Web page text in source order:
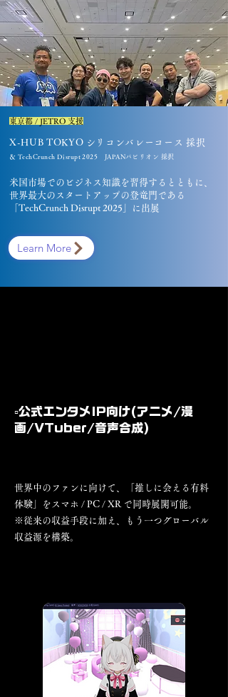
東京都 / JETRO 支援
X-HUB TOKYO シリコンバレーコース 採択
＆ TechCrunch Disrupt 2025 ​JAPANパビリオン 採択
米国市場でのビジネス知識を習得するとともに、
世界最大のスタートアップの登竜門である
「TechCrunch Disrupt 2025」に出展
Learn More
▫️公式エンタメIP向け(アニメ/漫
画/VTuber/音声合成)
世界中のファンに向けて、「推しに会える有料
体験」をスマホ / PC / XR で同時展開可能。
※従来の収益手段に加え、もう一つグローバル
収益源を構築。